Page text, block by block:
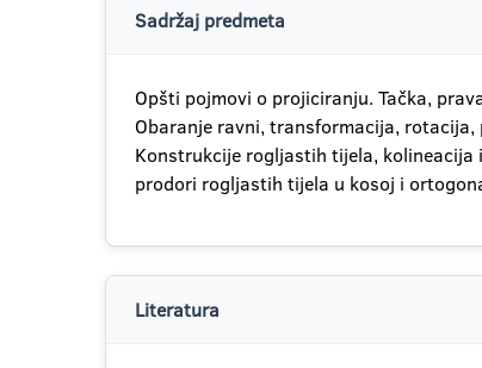
Sadržaj predmeta
Opšti pojmovi o projiciranju. Tačka,
Obaranje ravni, transformacija,
Konstrukcije rogljastih tijela,
prodori rogljastih tijela u kosoj i
Literatura